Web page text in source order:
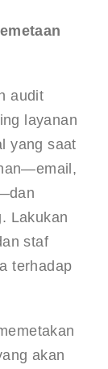
audit
layanan
yang saat
Lakukan
staf
terhadap
akan